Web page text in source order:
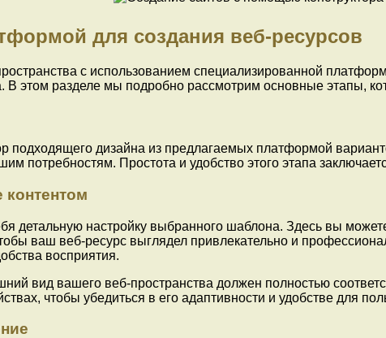
для создания веб-ресурсов
с использованием специализированной
В этом разделе мы подробно рассмотрим основные этапы,
подходящего дизайна из предлагаемых платформой
потребностям. Простота и удобство этого этапа
контентом
детальную настройку выбранного шаблона. Здесь вы
ваш веб-ресурс выглядел привлекательно и
восприятия.
вид вашего веб-пространства должен полностью
чтобы убедиться в его адаптивности и удобстве для